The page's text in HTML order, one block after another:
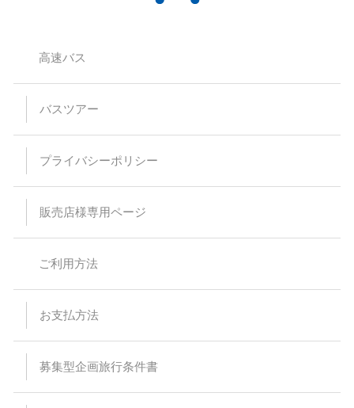
高速バス
バスツアー
プライバシーポリシー
販売店様専用ページ
ご利用方法
お支払方法
募集型企画旅行条件書